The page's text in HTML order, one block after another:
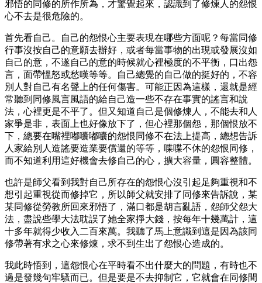
邪悟的同修的所作所為，才驚覺起來，認識到了修煉人的怨恨
心不去是很危險的。
首先看自己。自己的怨恨心主要表現在哪些方面呢？每當同修
行事沒按自己的意願去辦好，或者每當事物的出現或發展沒如
自己的意，不遂自己的意的時候就心裡極度的不平衡，口出怨
言，面帶慍怒或愁嘆等等。自己總覺的自己做的挺好的，不容
別人對自己有名聲上的任何傷害。可能正因為這樣，還就是經
常聽到同修風言風語的給自己造一些不存在事實的謠言和說
法，心裡更是不平了。但又知道自己是個修煉人，不能去和人
家爭是非，表面上也好像放下了，但心裡那個怨，那個恨放不
下，總要在嘴裡嘟囔嘟囔的怨恨同修不在法上提高，總想告訴
人家給別人造謠要造業要償還的等等，喋喋不休的怨恨同修，
而不知道利用這好機會去修自己的心，擴大容量，圓容整體。
也許是師父看到我對自己所存在的怨恨心沒引起足夠重視和不
想引起重視從而修掉它，所以師父就安排了同修來告訴說，某
某同修從勞教所回來邪悟了，滿口都是胡言亂語，怨師父怨大
法，盡說些學大法耽誤了她全家掙大錢，按每年十幾萬計，這
十多年就得少收入二百來萬。我聽了馬上意識到這是因為該同
修帶著有求之心來修煉，求不到生出了怨恨心造成的。
我此時悟到，這怨恨心在平時看不出什麼大的問題，有時也不
過是發幾句牢騷而已。但是要是不去抑制它，它就會在同修間